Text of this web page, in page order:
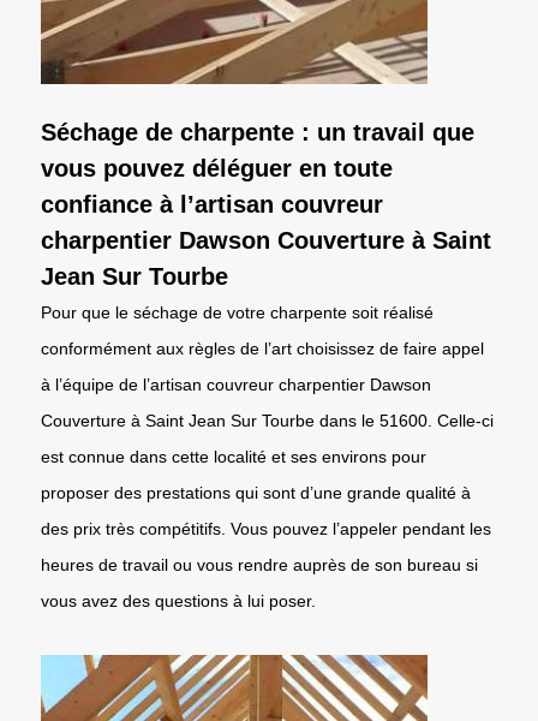
Séchage de charpente : un travail que
vous pouvez déléguer en toute
confiance à l’artisan couvreur
charpentier Dawson Couverture à Saint
Jean Sur Tourbe
Pour que le séchage de votre charpente soit réalisé
conformément aux règles de l’art choisissez de faire appel
à l’équipe de l’artisan couvreur charpentier Dawson
Couverture à Saint Jean Sur Tourbe dans le 51600. Celle-ci
est connue dans cette localité et ses environs pour
proposer des prestations qui sont d’une grande qualité à
des prix très compétitifs. Vous pouvez l’appeler pendant les
heures de travail ou vous rendre auprès de son bureau si
vous avez des questions à lui poser.